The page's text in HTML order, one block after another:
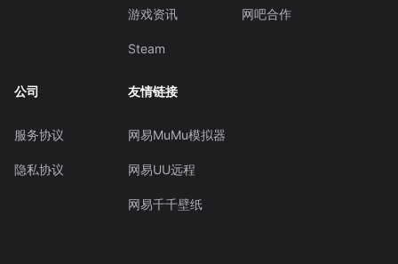
游戏资讯
Steam
网吧合作
公司
服务协议
隐私协议
友情链接
网易MuMu模拟器
网易UU远程
网易千千壁纸